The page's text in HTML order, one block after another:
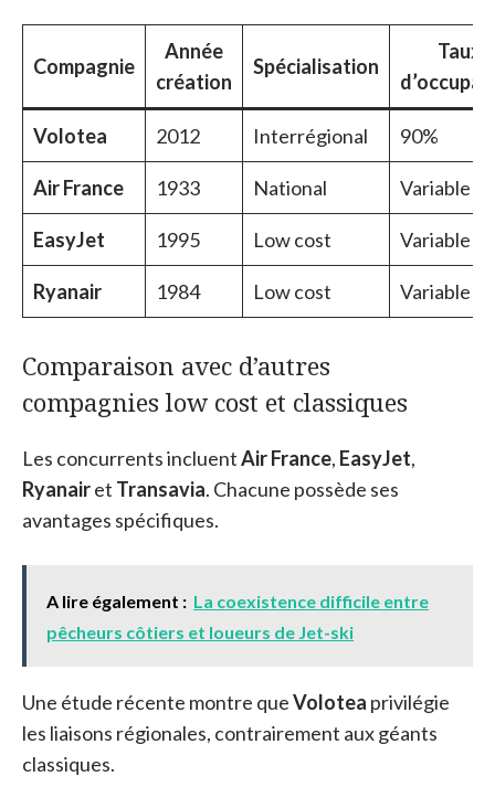
Compagnie
Année
création
Spécialisation
Taux
Volotea 2012 Interrégional 90%
Air France 1933 National Variable
EasyJet 1995 Low cost Variable
Ryanair 1984 Low cost Variable
Comparaison avec d’autres
compagnies low cost et classiques
Les concurrents incluentAir France, EasyJet,
Ryanairet Transavia. Chacune possède ses
avantages spécifiques.
A lire également : La coexistence difficile entre
pêcheurs côtiers et loueurs de Jet-ski
Une étude récente montre queVolotea privilégie
les liaisons régionales, contrairement aux géants
classiques.